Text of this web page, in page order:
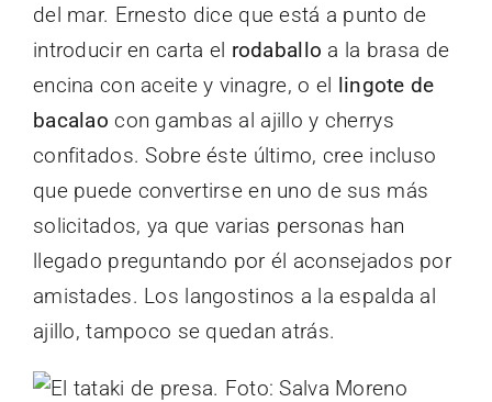
del mar. Ernesto dice que está a punto de
introducir en carta el rodaballo a la brasa de
encina con aceite y vinagre, o el lingote de
bacalao con gambas al ajillo y cherrys
confitados. Sobre éste último, cree incluso
que puede convertirse en uno de sus más
solicitados, ya que varias personas han
llegado preguntando por él aconsejados por
amistades. Los langostinos a la espalda al
ajillo, tampoco se quedan atrás.